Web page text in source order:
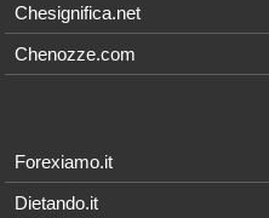
Chesignifica.net
Chenozze.com
Forexiamo.it
Dietando.it